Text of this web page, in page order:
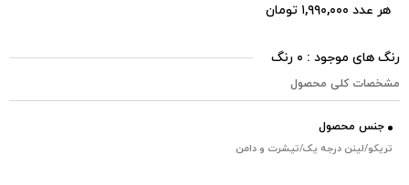
هر عدد ۱,۹۹۰,۰۰۰ تومان
رنگ های موجود : ۰ رنگ
مشخصات کلی محصول
جنس محصول
تریکو/لینن درجه یک/تیشرت و دامن